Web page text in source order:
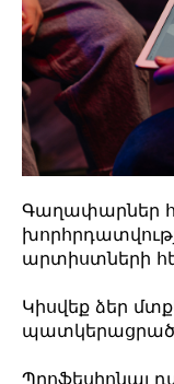
Գաղափարներ
արտիստների
Կիսվեք ձեր
պատկերացրած
Պրոֆեսիոնալ